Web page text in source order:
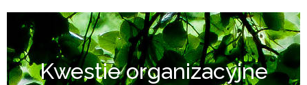
Kwestie organizacyjne